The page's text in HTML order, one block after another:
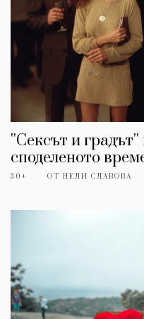
''Сексът и
споделеното
30+ ОТ НЕЛИ СЛАВОВА